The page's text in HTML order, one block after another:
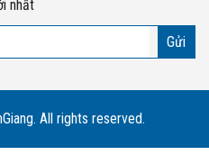
nhất
All rights reserved.